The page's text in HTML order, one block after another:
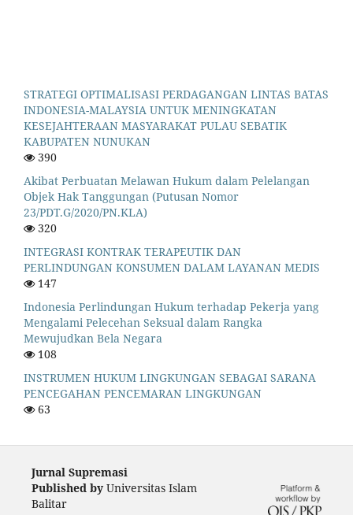
STRATEGI OPTIMALISASI PERDAGANGAN LINTAS BATAS
INDONESIA-MALAYSIA UNTUK MENINGKATAN
KESEJAHTERAAN MASYARAKAT PULAU SEBATIK
KABUPATEN NUNUKAN
390
Akibat Perbuatan Melawan Hukum dalam Pelelangan
Objek Hak Tanggungan (Putusan Nomor
23/PDT.G/2020/PN.KLA)
320
INTEGRASI KONTRAK TERAPEUTIK DAN
PERLINDUNGAN KONSUMEN DALAM LAYANAN MEDIS
147
Indonesia Perlindungan Hukum terhadap Pekerja yang
Mengalami Pelecehan Seksual dalam Rangka
Mewujudkan Bela Negara
108
INSTRUMEN HUKUM LINGKUNGAN SEBAGAI SARANA
PENCEGAHAN PENCEMARAN LINGKUNGAN
63
Jurnal Supremasi
Published byUniversitas Islam
Balitar